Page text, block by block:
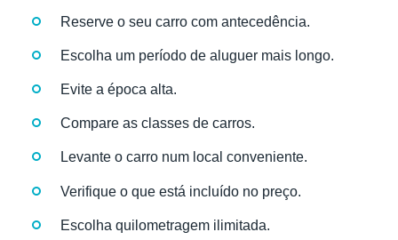
Reserve o seu carro com antecedência.
Escolha um período de aluguer mais longo.
Evite a época alta.
Compare as classes de carros.
Levante o carro num local conveniente.
Verifique o que está incluído no preço.
Escolha quilometragem ilimitada.